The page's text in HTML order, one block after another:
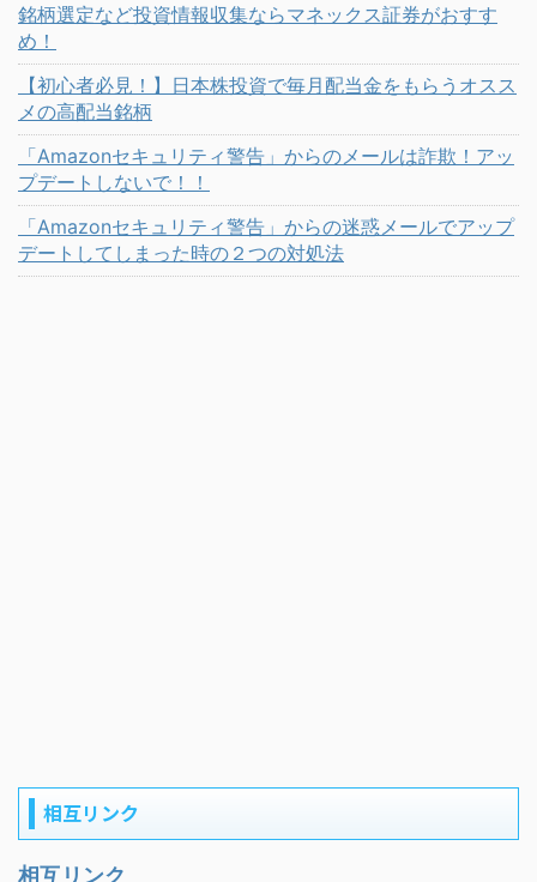
銘柄選定など投資情報収集ならマネックス証券がおすす
め！
【初心者必見！】日本株投資で毎月配当金をもらうオスス
メの高配当銘柄
「Amazonセキュリティ警告」からのメールは詐欺！アッ
プデートしないで！！
「Amazonセキュリティ警告」からの迷惑メールでアップ
デートしてしまった時の２つの対処法
相互リンク
相互リンク